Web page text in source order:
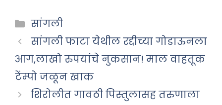
Categories
सांगली
सांगली फाटा येथील रद्दीच्या गोडाऊनला
आग,लाखो रुपयांचे नुकसान! माल वाहतूक
टेंम्पो जळून खाक
शिरोलीत गावठी पिस्तुलासह तरुणाला